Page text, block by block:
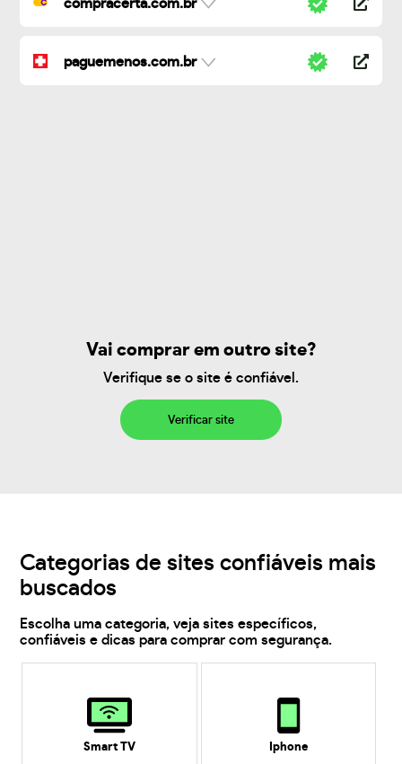
compracerta.com.br
paguemenos.com.br
Vai comprar em outro site?
Verifique se o site é confiável.
Verificar site
Categorias de sites confiáveis mais
buscados
Escolha uma categoria, veja sites específicos,
confiáveis e dicas para comprar com segurança.
Smart TV Iphone